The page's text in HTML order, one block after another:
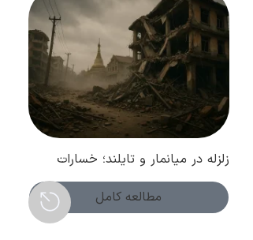
زلزله در میانمار و تایلند؛ خسارات
گسترده و اعلام وضعیت اضطراری
مطالعه کامل